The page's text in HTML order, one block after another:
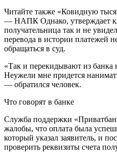
Читайте также «Ковидную
— НАПК Однако, утверждает
получательница так и не
перевода в истории платежей
обращаться в суд.
«Так и перекидывают из банка
Неужели мне придется
— обратился человек.
Что говорят в банке
Служба поддержки
жалобы, что оплата была
который указал заявитель, и
проверить реквизиты счета